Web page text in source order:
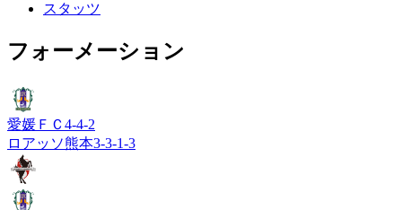
スタッツ
フォーメーション
愛媛ＦＣ 4-4-2
ロアッソ熊本3-3-1-3